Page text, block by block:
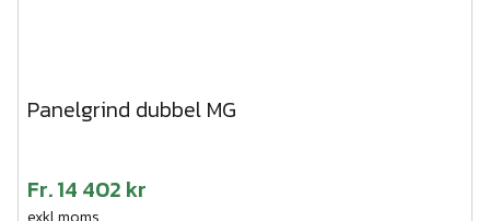
Panelgrind dubbel MG
Fr.14 402 kr